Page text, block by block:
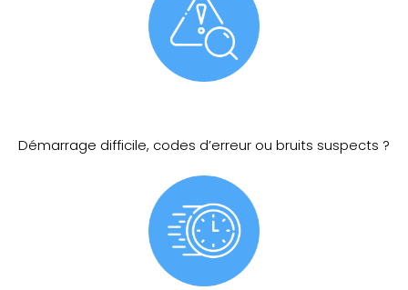
Démarrage difficile, codes d’erreur ou bruits suspects ?